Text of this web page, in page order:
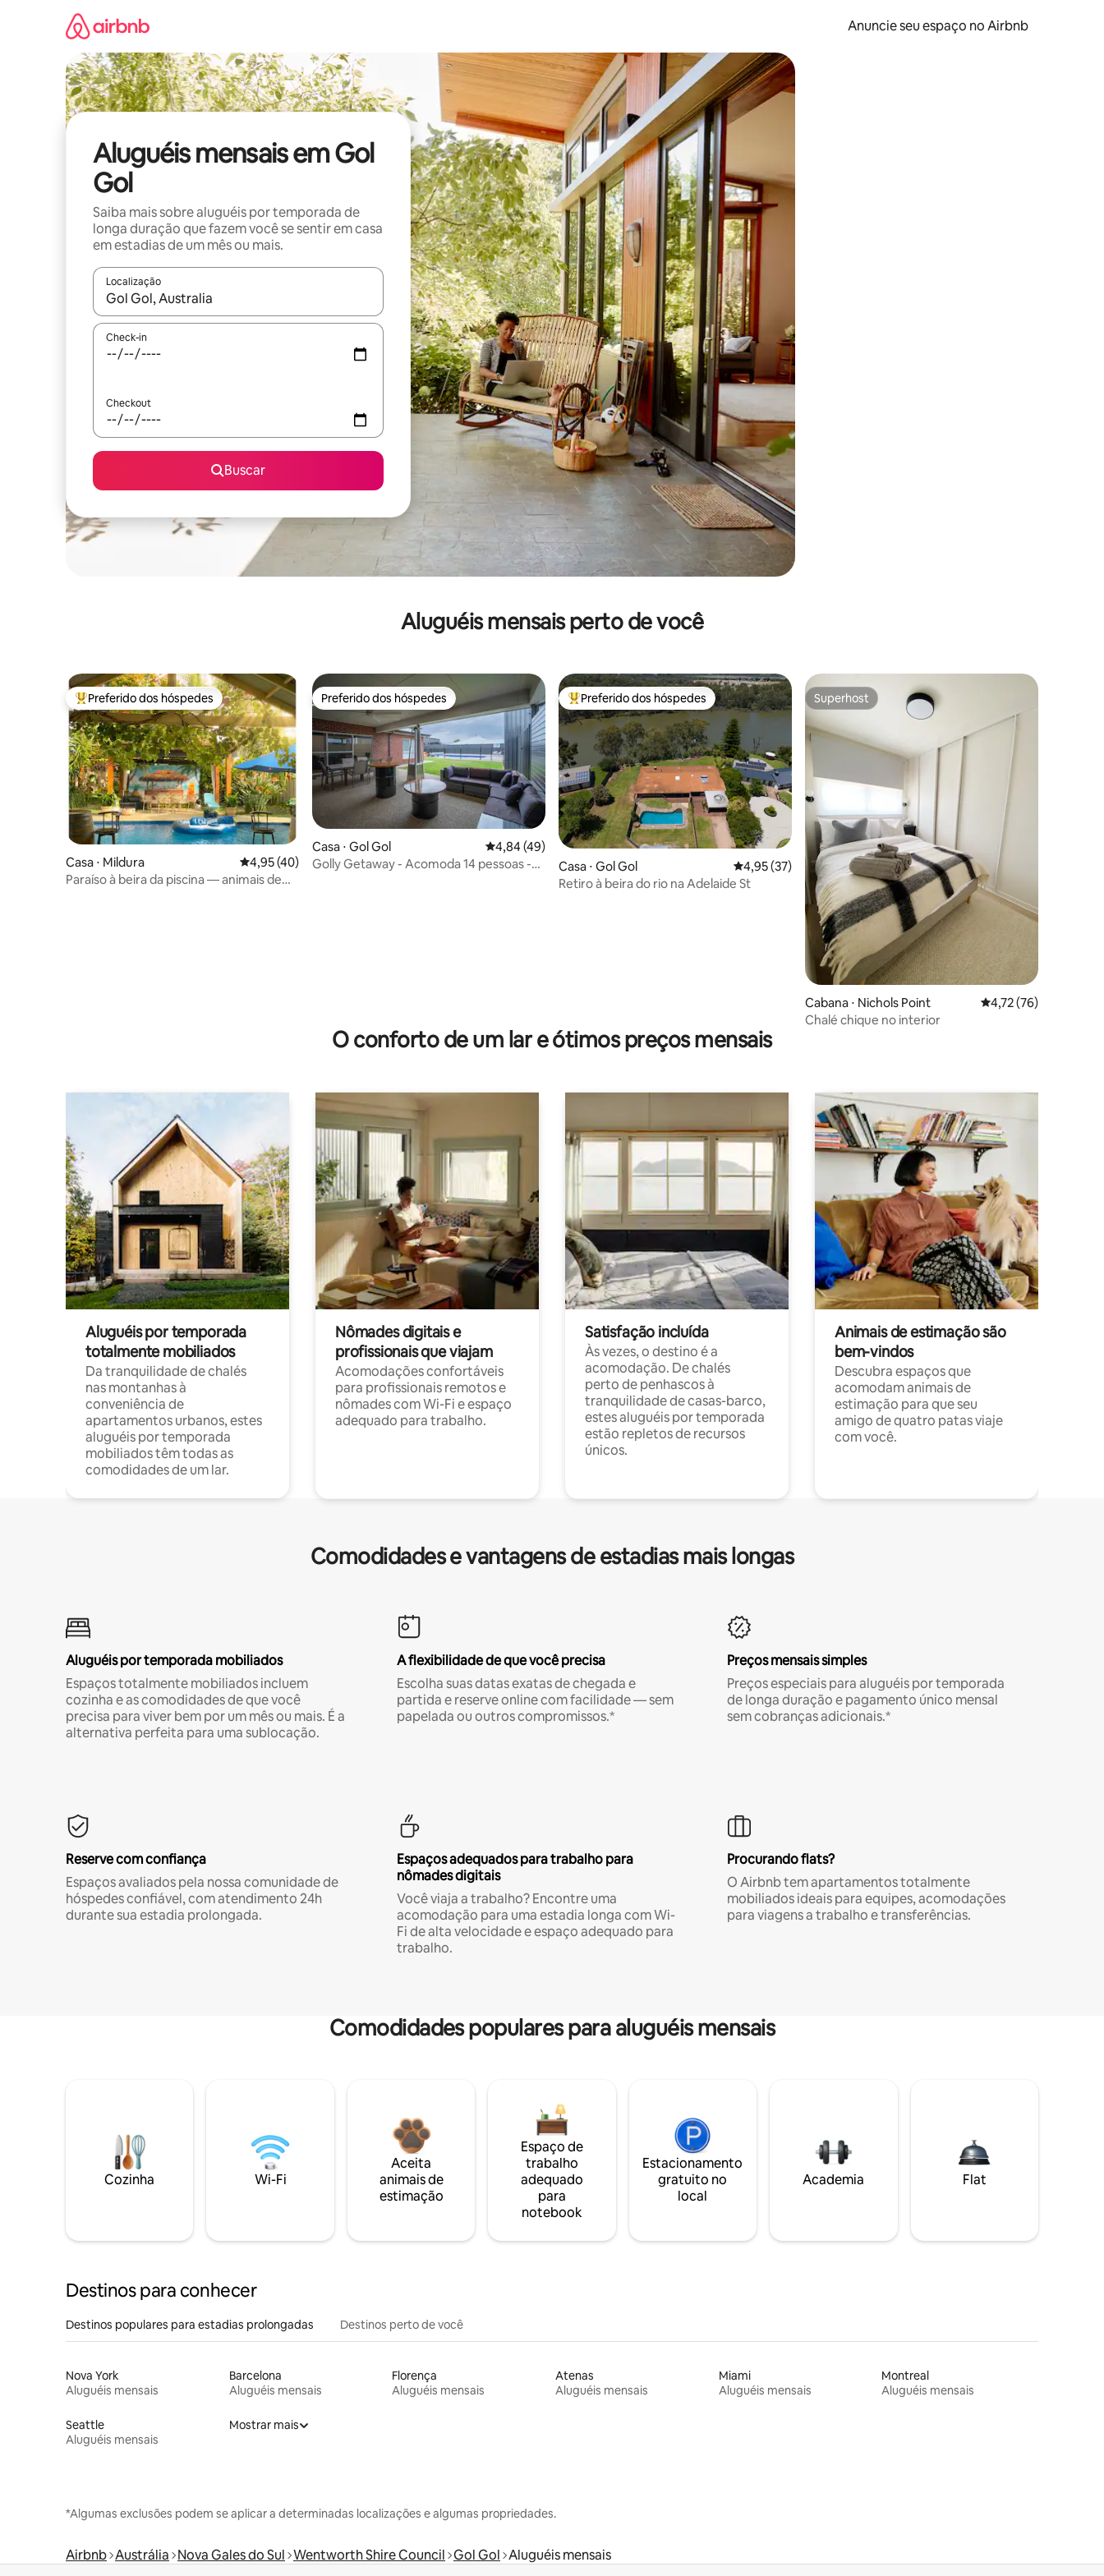
Anuncie seu espaço no Airbnb
Aluguéis mensais em Gol
Gol
Saiba mais sobre aluguéis por temporada de
longa duração que fazem você se sentir em casa
em estadias de um mês ou mais.
Localização
Quando os resultados estiverem disponíveis, explore-os usando as seta para cima e para baixo do teclado ou tocando e deslizando o dedo na tela.
Check-in
Checkout
Buscar
Aluguéis mensais perto de você
Entre os melhores preferidos dos hóspedes
Preferido dos hóspedes
Casa ⋅ Mildura 4,95 de uma avaliação média de 5, 40 avaliações
4,95 (40)
Paraíso à beira da piscina — animais de
Preferido dos hóspedes
Preferido dos hóspedes
Casa ⋅ Gol Gol 4,84 de uma avaliação média de 5, 49 avaliações
4,84 (49)
Golly Getaway - Acomoda 14 pessoas -
Entre os melhores preferidos dos hóspedes
Preferido dos hóspedes
Casa ⋅ Gol Gol 4,95 de uma avaliação média de 5, 37 avaliações
4,95 (37)
Retiro à beira do rio na Adelaide St
Superhost
Superhost
Cabana ⋅ Nichols Point 4,72 de uma
4,72 (76)
Chalé chique no interior
O conforto de um lar e ótimos preços mensais
Aluguéis por temporada
totalmente mobiliados
Da tranquilidade de chalés
nas montanhas à
conveniência de
apartamentos urbanos, estes
aluguéis por temporada
mobiliados têm todas as
comodidades de um lar.
Nômades digitais e
profissionais que viajam
Acomodações confortáveis
para profissionais remotos e
nômades com Wi-Fi e espaço
adequado para trabalho.
Satisfação incluída
Às vezes, o destino é a
acomodação. De chalés
perto de penhascos à
tranquilidade de casas-barco,
estes aluguéis por temporada
estão repletos de recursos
únicos.
Animais de estimação são
bem-vindos
Descubra espaços que
acomodam animais de
estimação para que seu
amigo de quatro patas viaje
com você.
Comodidades e vantagens de estadias mais longas
Aluguéis por temporada mobiliados
Espaços totalmente mobiliados incluem
cozinha e as comodidades de que você
precisa para viver bem por um mês ou mais. É a
alternativa perfeita para uma sublocação.
A flexibilidade de que você precisa
Escolha suas datas exatas de chegada e
partida e reserve online com facilidade — sem
papelada ou outros compromissos.*
Preços mensais simples
Preços especiais para aluguéis por temporada
de longa duração e pagamento único mensal
sem cobranças adicionais.*
Reserve com confiança
Espaços avaliados pela nossa comunidade de
hóspedes confiável, com atendimento 24h
durante sua estadia prolongada.
Espaços adequados para trabalho para
nômades digitais
Você viaja a trabalho? Encontre uma
acomodação para uma estadia longa com Wi-
Fi de alta velocidade e espaço adequado para
trabalho.
Procurando flats?
O Airbnb tem apartamentos totalmente
mobiliados ideais para equipes, acomodações
para viagens a trabalho e transferências.
Comodidades populares para aluguéis mensais
Cozinha Wi-Fi
Aceita
animais de
estimação
Espaço de
trabalho
adequado
para
notebook
Estacionamento
gratuito no
local
Academia Flat
Destinos para conhecer
Destinos populares para estadias prolongadas Destinos perto de você
Nova York
Aluguéis mensais
Barcelona
Aluguéis mensais
Florença
Aluguéis mensais
Atenas
Aluguéis mensais
Miami
Aluguéis mensais
Montreal
Aluguéis mensais
Seattle
Aluguéis mensais
Mostrar mais
*Algumas exclusões podem se aplicar a determinadas localizações e algumas propriedades.
Airbnb Austrália Nova Gales do Sul Wentworth Shire Council Gol Gol Aluguéis mensais